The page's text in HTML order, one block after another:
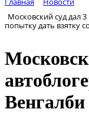
Московский суд дал 3
попытку дать взятку